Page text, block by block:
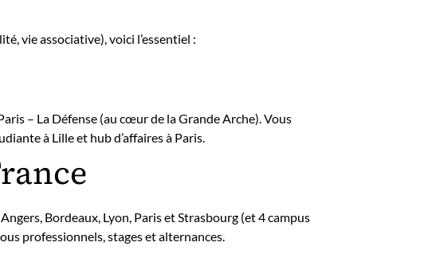
vie associative), voici l’essentiel :
– La Défense (au cœur de la Grande Arche). Vous
à Lille et hub d’affaires à Paris.
Bordeaux, Lyon, Paris et Strasbourg (et 4 campus
professionnels, stages et alternances.